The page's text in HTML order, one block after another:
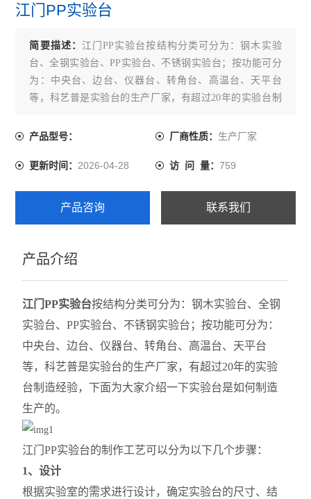
江门PP实验台
简要描述： 江门PP实验台按结构分类可分为：钢木实验
台、全钢实验台、PP实验台、不锈钢实验台；按功能可分
为：中央台、边台、仪器台、转角台、高温台、天平台
等，科艺普是实验台的生产厂家，有超过20年的实验台制
产品型号： 厂商性质： 生产厂家
更新时间：2026-04-28 访 问 量： 759
产品咨询 联系我们
产品介绍
江门PP实验台按结构分类可分为：钢木实验台、全钢
实验台、PP实验台、不锈钢实验台；按功能可分为：
中央台、边台、仪器台、转角台、高温台、天平台
等，科艺普是实验台的生产厂家，有超过20年的实验
台制造经验，下面为大家介绍一下实验台是如何制造
生产的。
江门PP实验台的制作工艺可以分为以下几个步骤：
1、设计
根据实验室的需求进行设计，确定实验台的尺寸、结